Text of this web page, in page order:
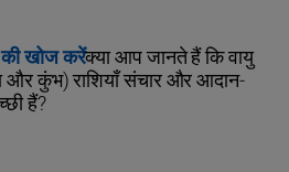
खोज करेंक्या आप जानते हैं कि वायु
और कुंभ) राशियाँ संचार और आदान-
हैं?